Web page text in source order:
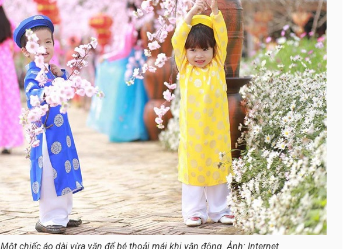
Một chiếc áo dài vừa vặn để bé thoải mái khi vận động. Ảnh: Internet